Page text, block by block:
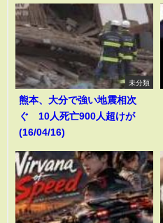
未分類
熊本、大分で強い地震相次
ぐ 10人死亡900人超けが
(16/04/16)